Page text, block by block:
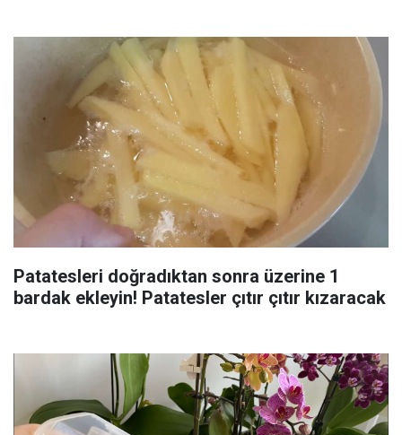
Patatesleri doğradıktan sonra üzerine 1
bardak ekleyin! Patatesler çıtır çıtır kızaracak